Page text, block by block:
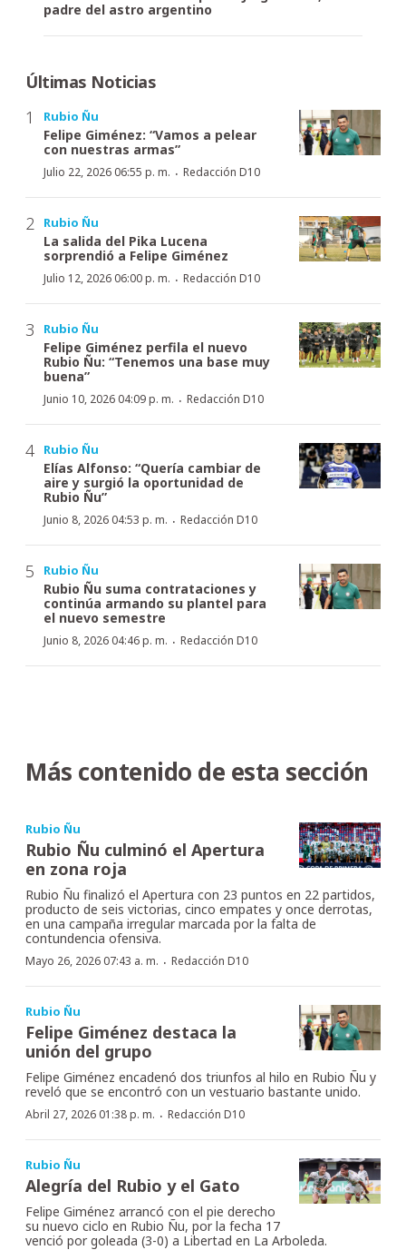
padre del astro argentino
Últimas Noticias
Rubio Ñu
Felipe Giménez: “Vamos a pelear
con nuestras armas”
Julio 22, 2026 06:55 p. m. · Redacción D10
Rubio Ñu
La salida del Pika Lucena
sorprendió a Felipe Giménez
Julio 12, 2026 06:00 p. m. · Redacción D10
Rubio Ñu
Felipe Giménez perfila el nuevo
Rubio Ñu: “Tenemos una base muy
buena”
Junio 10, 2026 04:09 p. m. · Redacción D10
Rubio Ñu
Elías Alfonso: “Quería cambiar de
aire y surgió la oportunidad de
Rubio Ñu”
Junio 8, 2026 04:53 p. m. · Redacción D10
Rubio Ñu
Rubio Ñu suma contrataciones y
continúa armando su plantel para
el nuevo semestre
Junio 8, 2026 04:46 p. m. · Redacción D10
Más contenido de esta sección
Rubio Ñu
Rubio Ñu culminó el Apertura
en zona roja
Rubio Ñu finalizó el Apertura con 23 puntos en 22 partidos,
producto de seis victorias, cinco empates y once derrotas,
en una campaña irregular marcada por la falta de
contundencia ofensiva.
Mayo 26, 2026 07:43 a. m. · Redacción D10
Rubio Ñu
Felipe Giménez destaca la
unión del grupo
Felipe Giménez encadenó dos triunfos al hilo en Rubio Ñu y
reveló que se encontró con un vestuario bastante unido.
Abril 27, 2026 01:38 p. m. · Redacción D10
Rubio Ñu
Alegría del Rubio y el Gato
Felipe Giménez arrancó con el pie derecho
su nuevo ciclo en Rubio Ñu, por la fecha 17
venció por goleada (3-0) a Libertad en La Arboleda.